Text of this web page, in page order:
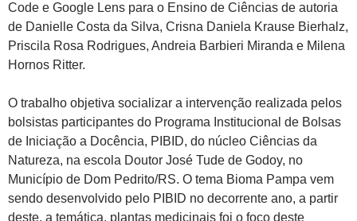
Code e Google Lens para o Ensino de Ciências de autoria
de Danielle Costa da Silva, Crisna Daniela Krause Bierhalz,
Priscila Rosa Rodrigues, Andreia Barbieri Miranda e Milena
Hornos Ritter.
O trabalho objetiva socializar a intervenção realizada pelos
bolsistas participantes do Programa Institucional de Bolsas
de Iniciação a Docência, PIBID, do núcleo Ciências da
Natureza, na escola Doutor José Tude de Godoy, no
Município de Dom Pedrito/RS. O tema Bioma Pampa vem
sendo desenvolvido pelo PIBID no decorrente ano, a partir
deste, a temática, plantas medicinais foi o foco deste